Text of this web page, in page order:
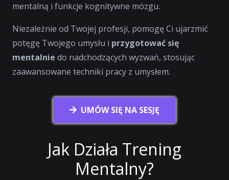
mentalną i funkcje kognitywne mózgu.
Niezależnie od Twojej profesji, pomogę Ci ujarzmić
potęgę Twojego umysłu i przygotować się
mentalnie do nadchodzących wyzwań, stosując
zaawansowane techniki pracy z umysłem.
UMÓW SIĘ NA SESJĘ
Jak Działa Trening
Mentalny?